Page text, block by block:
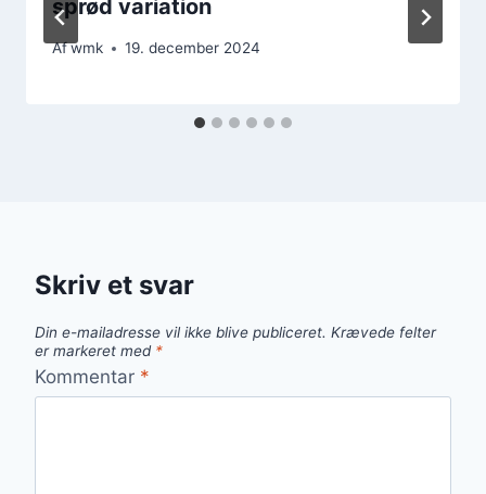
sprød variation
Afwmk 19. december 2024
Skriv et svar
Din e-mailadresse vil ikke blive publiceret. Krævede felter
er markeret med *
Kommentar *